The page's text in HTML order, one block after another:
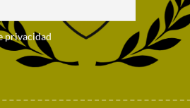
privacidad
frecuentes